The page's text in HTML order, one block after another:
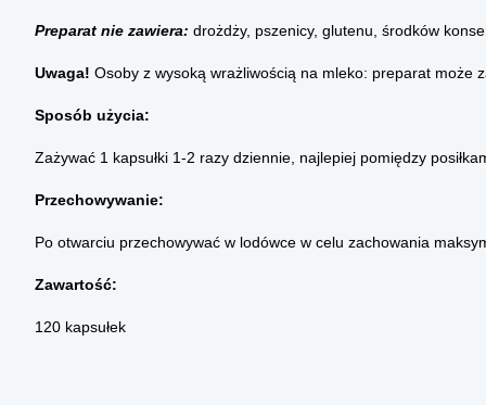
Preparat nie zawiera: drożdży, pszenicy, glutenu, środków
Uwaga! Osoby z wysoką wrażliwością na mleko: preparat może
Sposób użycia:
Zażywać 1 kapsułki 1-2 razy dziennie, najlepiej pomiędzy
Przechowywanie:
Po otwarciu przechowywać w lodówce w celu zachowania
Zawartość:
120 kapsułek